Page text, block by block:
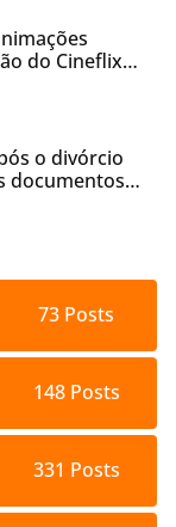
do Cineflix
o divórcio
documentos
73 Posts
148Posts
331 Posts